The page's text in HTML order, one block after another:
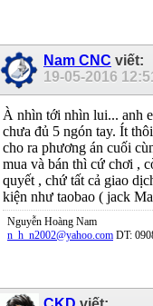
Nam CNC viết:
19-05-2016
À nhìn tới nhìn lui... anh
chưa đủ 5 ngón tay. Ít
cho ra phương án cuối
mua và bán thì cứ chơi ,
quyết , chứ tất cả giao
kiện như taobao ( jack
Nguyễn Hoàng Nam
n_h_n2002@yahoo.com DT: